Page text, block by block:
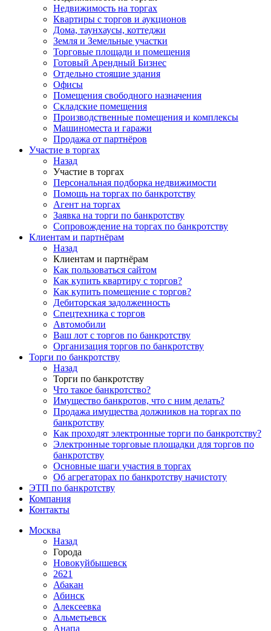
Недвижимость на торгах
Квартиры с торгов и аукционов
Дома, таунхаусы, коттеджи
Земля и Земельные участки
Торговые площади и помещения
Готовый Арендный Бизнес
Отдельно стоящие здания
Офисы
Помещения свободного назначения
Складские помещения
Производственные помещения и комплексы
Машиноместа и гаражи
Продажа от партнёров
Участие в торгах
Назад
Участие в торгах
Персональная подборка недвижимости
Помощь на торгах по банкротству
Агент на торгах
Заявка на торги по банкротству
Сопровождение на торгах по банкротству
Клиентам и партнёрам
Назад
Клиентам и партнёрам
Как пользоваться сайтом
Как купить квартиру с торгов?
Как купить помещение с торгов?
Дебиторская задолженность
Спецтехника с торгов
Автомобили
Ваш лот с торгов по банкротству
Организация торгов по банкротству
Торги по банкротству
Назад
Торги по банкротству
Что такое банкротство?
Имущество банкротов, что с ним делать?
Продажа имущества должников на торгах по
банкротству
Как проходят электронные торги по банкротству?
Электронные торговые площадки для торгов по
банкротству
Основные шаги участия в торгах
Об агрегаторах по банкротству начистоту
ЭТП по банкротству
Компания
Контакты
Москва
Назад
Города
Новокуйбышевск
2621
Абакан
Абинск
Алексеевка
Альметьевск
Анапа